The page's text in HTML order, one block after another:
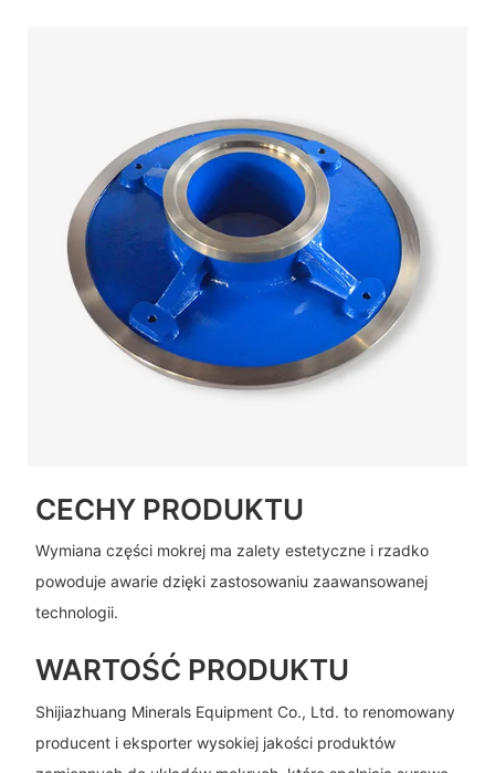
CECHY PRODUKTU
Wymiana części mokrej ma zalety estetyczne i rzadko
powoduje awarie dzięki zastosowaniu zaawansowanej
technologii.
WARTOŚĆ PRODUKTU
Shijiazhuang Minerals Equipment Co., Ltd. to renomowany
producent i eksporter wysokiej jakości produktów